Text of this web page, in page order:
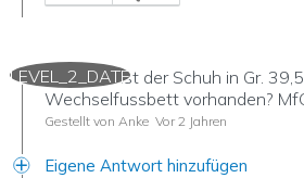
LEVEL_2_DATE
Wie breit ist der Schuh in Gr.
Wechselfussbett vorhanden?
Gestellt von Anke Vor 2 Jahren
Eigene Antwort hinzufügen